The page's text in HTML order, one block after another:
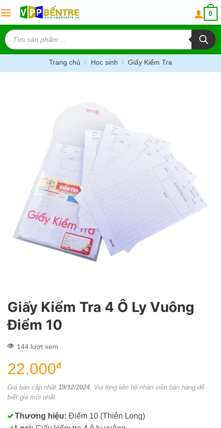
to
content
0
Tìm
kiếm
sản
phẩm
Trang chủ / Học sinh / Giấy Kiểm Tra
Giấy Kiểm Tra 4 Ô Ly Vuông
Điểm 10
144 lượt xem
22.000đ
Giá bán cập nhật 19/12/2024 . Vui lòng liên hệ nhân viên bán hàng để
biết giá mới nhất.
Thương hiệu: Điểm 10 (Thiên Long)